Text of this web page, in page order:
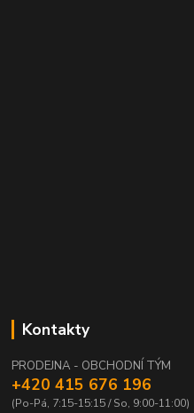
Kontakty
PRODEJNA - OBCHODNÍ TÝM
+420 415 676 196
(Po-Pá, 7:15-15:15 / So, 9:00-11:00)